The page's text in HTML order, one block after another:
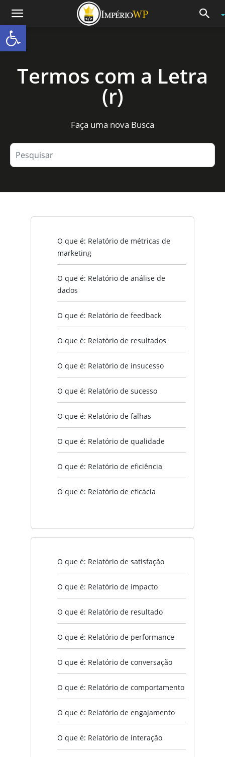
Termos com a Letra
(r)
Faça uma nova Busca
O que é: Relatório de métricas de
marketing
O que é: Relatório de análise de
dados
O que é: Relatório de feedback
O que é: Relatório de resultados
O que é: Relatório de insucesso
O que é: Relatório de sucesso
O que é: Relatório de falhas
O que é: Relatório de qualidade
O que é: Relatório de eficiência
O que é: Relatório de eficácia
O que é: Relatório de satisfação
O que é: Relatório de impacto
O que é: Relatório de resultado
O que é: Relatório de performance
O que é: Relatório de conversação
O que é: Relatório de comportamento
O que é: Relatório de engajamento
O que é: Relatório de interação
Abrir a barra de ferramentas